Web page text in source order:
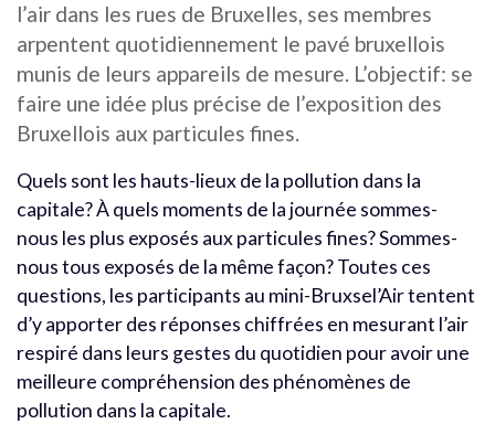
l’air dans les rues de Bruxelles, ses membres
arpentent quotidiennement le pavé bruxellois
munis de leurs appareils de mesure. L’objectif: se
faire une idée plus précise de l’exposition des
Bruxellois aux particules fines.
Quels sont les hauts-lieux de la pollution dans la
capitale? À quels moments de la journée sommes-
nous les plus exposés aux particules fines? Sommes-
nous tous exposés de la même façon? Toutes ces
questions, les participants au mini-Bruxsel’Air tentent
d’y apporter des réponses chiffrées en mesurant l’air
respiré dans leurs gestes du quotidien pour avoir une
meilleure compréhension des phénomènes de
pollution dans la capitale.